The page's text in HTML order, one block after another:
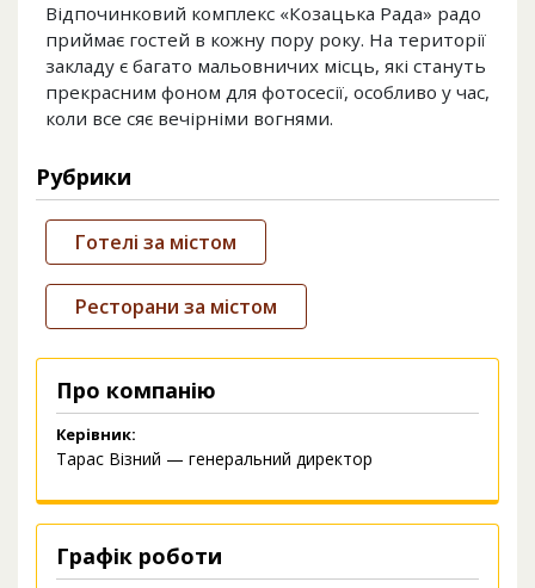
Відпочинковий комплекс «Козацька Рада» радо
приймає гостей в кожну пору року. На території
закладу є багато мальовничих місць, які стануть
прекрасним фоном для фотосесії, особливо у час,
коли все сяє вечірніми вогнями.
Рубрики
Готелі за містом
Ресторани за містом
Про компанію
Керівник:
Тарас Візний — генеральний директор
Графік роботи